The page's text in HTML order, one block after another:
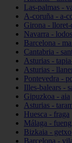
Las-palmas -
A-coruña - a-
Girona - lloret-
Navarra -
Barcelona -
Cantabria -
Asturias -
Asturias -
Pontevedra -
Illes-balears -
Gipuzkoa - aia
Asturias -
Huesca - fraga
Málaga -
Bizkaia - getxo
Barcelona -